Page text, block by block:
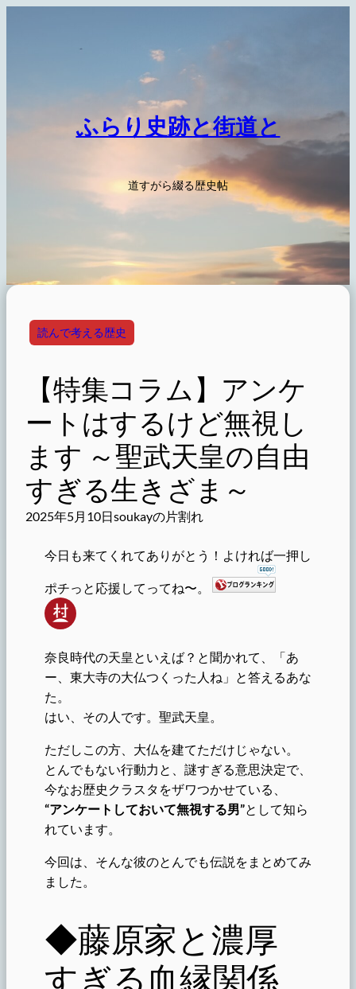
ふらり史跡と街道と
道すがら綴る歴史帖
読んで考える歴史
【特集コラム】アンケ
ートはするけど無視し
ます ～聖武天皇の自由
すぎる生きざま～
2025年5月10日soukayの片割れ
今日も来てくれてありがとう！よければ一押し
ポチっと応援してってね〜。
奈良時代の天皇といえば？と聞かれて、「あ
ー、東大寺の大仏つくった人ね」と答えるあな
た。
はい、その人です。聖武天皇。
ただしこの方、大仏を建てただけじゃない。
とんでもない行動力と、謎すぎる意思決定で、
今なお歴史クラスタをザワつかせている、
“アンケートしておいて無視する男”として知ら
れています。
今回は、そんな彼のとんでも伝説をまとめてみ
ました。
◆藤原家と濃厚
すぎる血縁関係